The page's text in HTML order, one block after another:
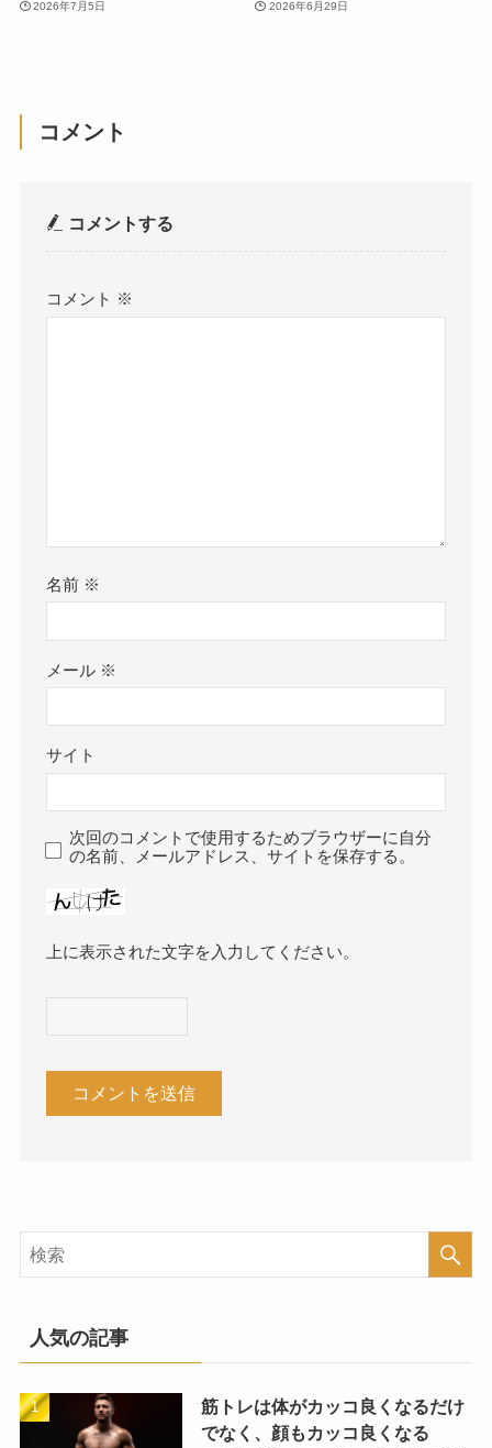
2026年7月5日 2026年6月29日
コメント
コメントする
コメント ※
名前 ※
メール ※
サイト
次回のコメントで使用するためブラウザーに自分
の名前、メールアドレス、サイトを保存する。
上に表示された文字を入力してください。
人気の記事
筋トレは体がカッコ良くなるだけ
でなく、顔もカッコ良くなる